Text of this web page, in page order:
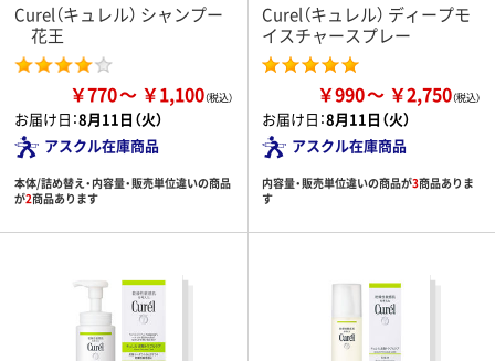
Curel（キュレル） シャンプー
花王
￥770 ￥1,100
お届け日：8月11日（火）
アスクル在庫商品
本体/詰め替え・内容量・販売単位違いの商品
が2商品あります
Curel（キュレル） ディープモ
イスチャースプレー
￥990 ￥2,750
お届け日：8月11日（火）
アスクル在庫商品
内容量・販売単位違いの商品が3商品ありま
す